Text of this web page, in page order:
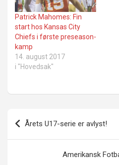
Patrick Mahomes: Fin
start hos Kansas City
Chiefs i første preseason-
kamp
14. august 2017
i "Hovedsak"
Innleggsnavigasjon
Årets U17-serie er avlyst!
Amerikansk